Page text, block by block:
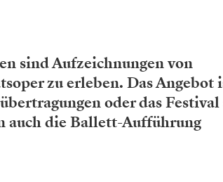
sind Aufzeichnungen von
zu erleben. Das Angebot
oder das Festival
auch die Ballett-Aufführung